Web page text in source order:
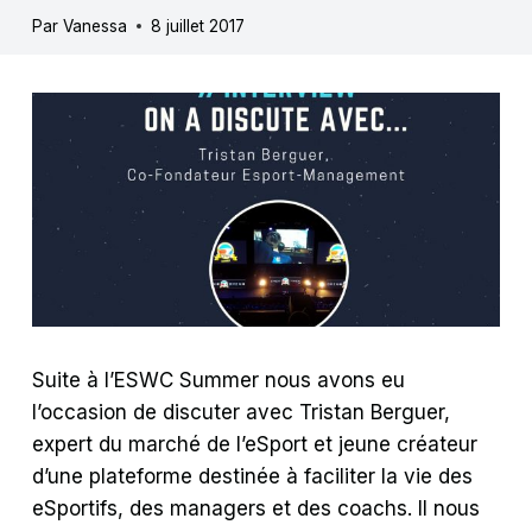
Par Vanessa 8 juillet 2017
Suite à l’ESWC Summer nous avons eu
l’occasion de discuter avec Tristan Berguer,
expert du marché de l’eSport et jeune créateur
d’une plateforme destinée à faciliter la vie des
eSportifs, des managers et des coachs. Il nous